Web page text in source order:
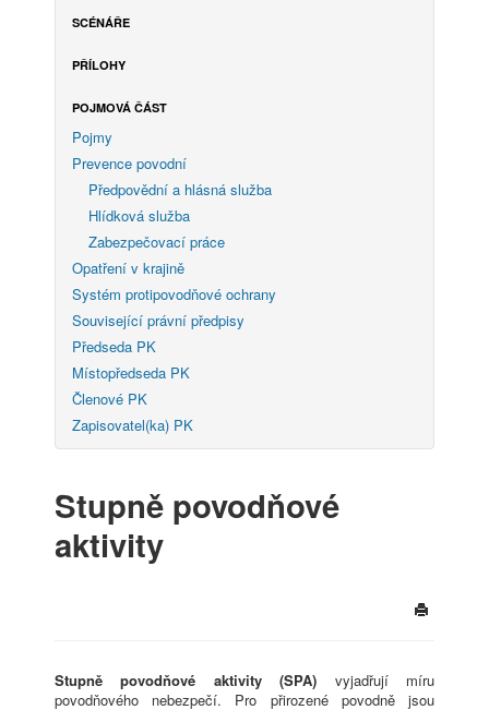
SCÉNÁŘE
PŘÍLOHY
POJMOVÁ ČÁST
Pojmy
Prevence povodní
Předpovědní a hlásná služba
Hlídková služba
Zabezpečovací práce
Opatření v krajině
Systém protipovodňové ochrany
Související právní předpisy
Předseda PK
Místopředseda PK
Členové PK
Zapisovatel(ka) PK
Stupně povodňové
aktivity
Stupně povodňové aktivity (SPA) vyjadřují míru
povodňového nebezpečí. Pro přirozené povodně jsou